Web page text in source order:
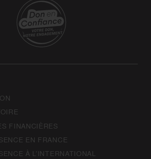
FINANCIÈRES
EN FRANCE
À L’INTERNATIONAL